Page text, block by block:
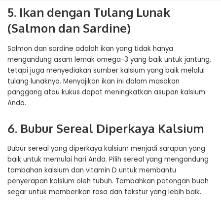
5. Ikan dengan Tulang Lunak
(Salmon dan Sardine)
Salmon dan sardine adalah ikan yang tidak hanya
mengandung asam lemak omega-3 yang baik untuk jantung,
tetapi juga menyediakan sumber kalsium yang baik melalui
tulang lunaknya. Menyajikan ikan ini dalam masakan
panggang atau kukus dapat meningkatkan asupan kalsium
Anda.
6. Bubur Sereal Diperkaya Kalsium
Bubur sereal yang diperkaya kalsium menjadi sarapan yang
baik untuk memulai hari Anda. Pilih sereal yang mengandung
tambahan kalsium dan vitamin D untuk membantu
penyerapan kalsium oleh tubuh. Tambahkan potongan buah
segar untuk memberikan rasa dan tekstur yang lebih baik.